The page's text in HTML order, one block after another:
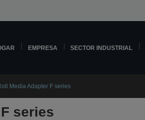
EMPRESA SECTOR INDUSTRIAL
Media Adapter F series
series